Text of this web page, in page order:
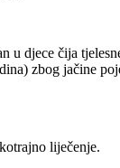
u djece čija
zbog jačine
liječenje.